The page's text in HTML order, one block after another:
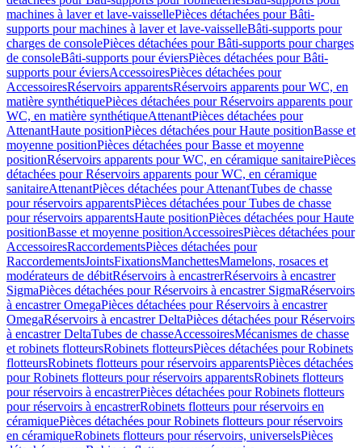
machines à laver et lave-vaissellePièces détachées pour Bâti-
supports pour machines à laver et lave-vaisselleBâti-supports pour
charges de consolePièces détachées pour Bâti-supports pour charges
de consoleBâti-supports pour éviersPièces détachées pour Bâti-
supports pour éviersAccessoiresPièces détachées pour
AccessoiresRéservoirs apparentsRéservoirs apparents pour WC, en
matière synthétiquePièces détachées pour Réservoirs apparents pour
WC, en matière synthétiqueAttenantPièces détachées pour
AttenantHaute positionPièces détachées pour Haute positionBasse et
moyenne positionPièces détachées pour Basse et moyenne
positionRéservoirs apparents pour WC, en céramique sanitairePièces
détachées pour Réservoirs apparents pour WC, en céramique
sanitaireAttenantPièces détachées pour AttenantTubes de chasse
pour réservoirs apparentsPièces détachées pour Tubes de chasse
pour réservoirs apparentsHaute positionPièces détachées pour Haute
positionBasse et moyenne positionAccessoiresPièces détachées pour
AccessoiresRaccordementsPièces détachées pour
RaccordementsJointsFixationsManchettesMamelons, rosaces et
modérateurs de débitRéservoirs à encastrerRéservoirs à encastrer
SigmaPièces détachées pour Réservoirs à encastrer SigmaRéservoirs
à encastrer OmegaPièces détachées pour Réservoirs à encastrer
OmegaRéservoirs à encastrer DeltaPièces détachées pour Réservoirs
à encastrer DeltaTubes de chasseAccessoiresMécanismes de chasse
et robinets flotteursRobinets flotteursPièces détachées pour Robinets
flotteursRobinets flotteurs pour réservoirs apparentsPièces détachées
pour Robinets flotteurs pour réservoirs apparentsRobinets flotteurs
pour réservoirs à encastrerPièces détachées pour Robinets flotteurs
pour réservoirs à encastrerRobinets flotteurs pour réservoirs en
céramiquePièces détachées pour Robinets flotteurs pour réservoirs
en céramiqueRobinets flotteurs pour réservoirs, universelsPièces